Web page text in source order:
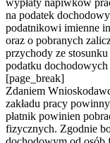
wypłaty napiwków
na podatek
podatnikowi imienne
oraz o pobranych
przychody ze
podatku
[page_break]
Zdaniem
zakładu pracy
płatnik powinien
fizycznych. Zgodnie